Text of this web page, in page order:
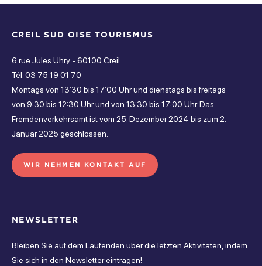
donnerstag
Geschlossen
Geschlossen
CREIL SUD OISE TOURISMUS
6 rue Jules Uhry - 60100 Creil
Tél. 03 75 19 01 70
Montags von 13:30 bis 17:00 Uhr und dienstags bis freitags
von 9:30 bis 12:30 Uhr und von 13:30 bis 17:00 Uhr. Das
Fremdenverkehrsamt ist vom 25. Dezember 2024 bis zum 2.
Januar 2025 geschlossen.
WIR NEHMEN KONTAKT AUF
NEWSLETTER
Bleiben Sie auf dem Laufenden über die letzten Aktivitäten, indem
Sie sich in den Newsletter eintragen!